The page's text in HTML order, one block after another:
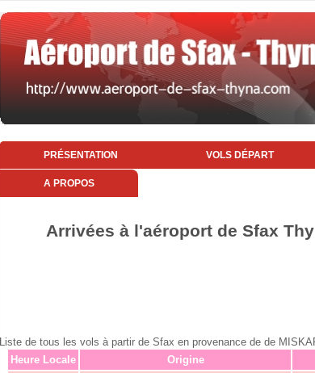
PRÉSENTATION VOLS DÉPART
A PROPOS
Arrivées à l'aéroport de Sfax
Liste de tous les vols à partir de Sfax en provenance de de
Heure Locale
Origine